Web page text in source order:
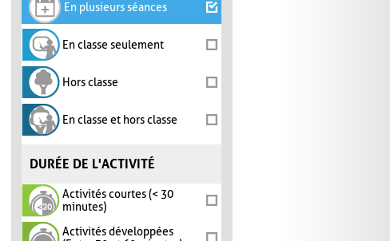
En plusieurs séances
En classe seulement
Hors classe
En classe et hors classe
DURÉE DE L'ACTIVITÉ
Activités courtes (< 30
minutes)
Activités développées